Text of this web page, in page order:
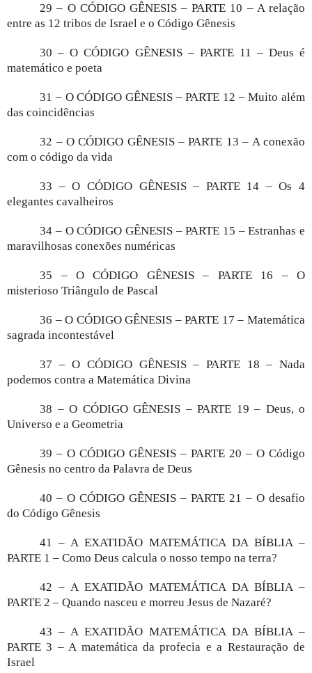
29 – O CÓDIGO GÊNESIS – PARTE 10 – A relação
entre as 12 tribos de Israel e o Código Gênesis
30 – O CÓDIGO GÊNESIS – PARTE 11 – Deus é
matemático e poeta
31 – O CÓDIGO GÊNESIS – PARTE 12 – Muito além
das coincidências
32 – O CÓDIGO GÊNESIS – PARTE 13 – A conexão
com o código da vida
33 – O CÓDIGO GÊNESIS – PARTE 14 – Os 4
elegantes cavalheiros
34 – O CÓDIGO GÊNESIS – PARTE 15 – Estranhas e
maravilhosas conexões numéricas
35 – O CÓDIGO GÊNESIS – PARTE 16 – O
misterioso Triângulo de Pascal
36 – O CÓDIGO GÊNESIS – PARTE 17 – Matemática
sagrada incontestável
37 – O CÓDIGO GÊNESIS – PARTE 18 – Nada
podemos contra a Matemática Divina
38 – O CÓDIGO GÊNESIS – PARTE 19 – Deus, o
Universo e a Geometria
39 – O CÓDIGO GÊNESIS – PARTE 20 – O Código
Gênesis no centro da Palavra de Deus
40 – O CÓDIGO GÊNESIS – PARTE 21 – O desafio
do Código Gênesis
41 – A EXATIDÃO MATEMÁTICA DA BÍBLIA –
PARTE 1 – Como Deus calcula o nosso tempo na terra?
42 – A EXATIDÃO MATEMÁTICA DA BÍBLIA –
PARTE 2 – Quando nasceu e morreu Jesus de Nazaré?
43 – A EXATIDÃO MATEMÁTICA DA BÍBLIA –
PARTE 3 – A matemática da profecia e a Restauração de
Israel